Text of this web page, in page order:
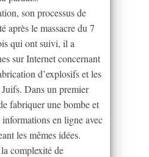
son processus de
après le massacre du 7
qui ont suivi, il a
sur Internet concernant
d’explosifs et les
Dans un premier
fabriquer une bombe et
informations en ligne avec
les mêmes idées.
complexité de